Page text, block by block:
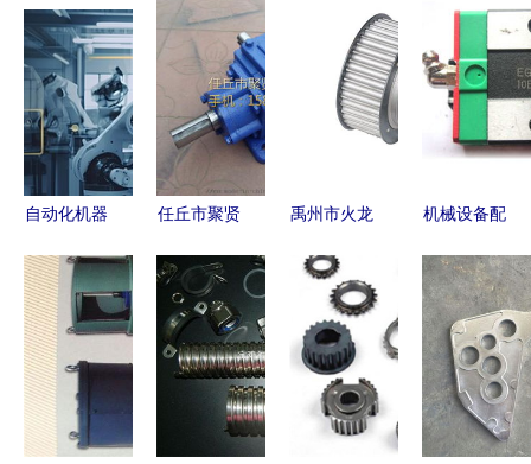
自动化机器
现代化汽车
配件厂的智
能引擎
任丘市聚贤
以自动化生
产线赋能T
型与换向齿
轮箱制造新
禹州市火龙
配件厂 以
专业工艺打
造高性价比
同步轮
机械设备配
厂家选择与
自动化生产
线报价解析